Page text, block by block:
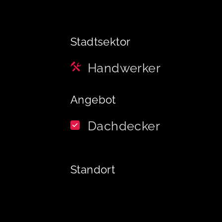
Stadtsektor
Handwerker
Angebot
Dachdecker
Standort